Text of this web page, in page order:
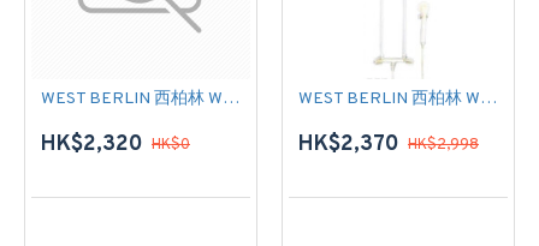
WEST BERLIN 西柏林 WHP4300 中央儲水式(高壓電熱水爐)
HK$2,320 HK$0
WEST BERLIN 西柏林 WHP6.5300 中央儲水式(高壓電熱水爐)
HK$2,370 HK$2,998